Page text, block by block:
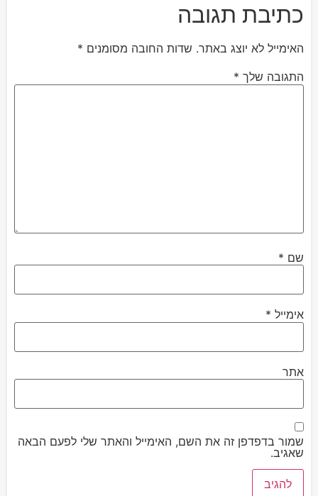
כתיבת תגובה
האימייל לא יוצג באתר. שדות החובה מסומנים *
התגובה שלך *
שם *
אימייל *
אתר
שמור בדפדפן זה את השם, האימייל והאתר שלי לפעם הבאה
שאגיב.